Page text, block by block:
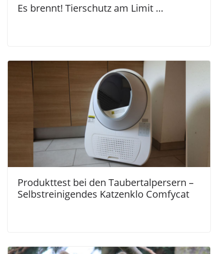
Es brennt! Tierschutz am Limit …
Produkttest bei den Taubertalpersern –
Selbstreinigendes Katzenklo Comfycat